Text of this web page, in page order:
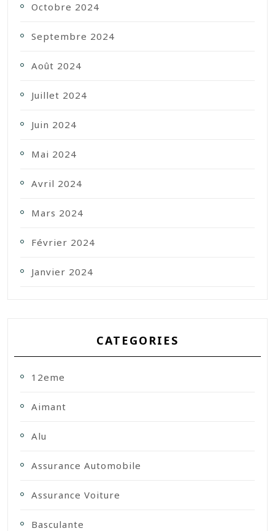
Octobre 2024
Septembre 2024
Août 2024
Juillet 2024
Juin 2024
Mai 2024
Avril 2024
Mars 2024
Février 2024
Janvier 2024
CATEGORIES
12eme
Aimant
Alu
Assurance Automobile
Assurance Voiture
Basculante